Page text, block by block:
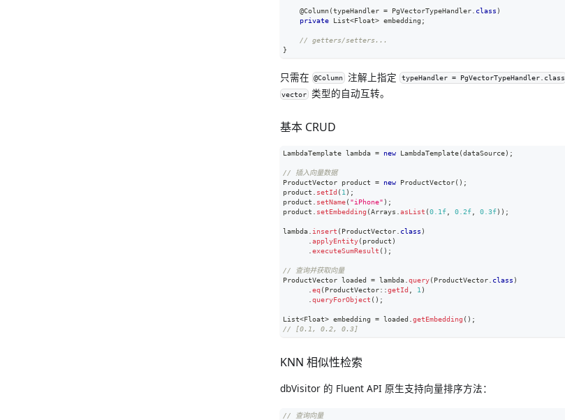
@Column(typeHandler = PgVectorTypeHandler. class )
private
List<Float> embedding ;
// getters/setters...
}
只需在 @Column 注解上指定 typeHandler = PgVectorTypeHandler.class
vector 类型的自动互转。
基本 CRUD
LambdaTemplate lambda = new LambdaTemplate(dataSource) ;
// 插入向量数据
ProductVector product = new ProductVector( ) ;
product
setId ( 1 ) ;
product
setName( "iPhone" ) ;
product
setEmbedding (Arrays asList (0.1f, 0.2f, 0.3f) ) ;
lambda. insert ( ProductVector. class )
applyEntity( product )
executeSumResult ( ) ;
// 查询并获取向量
ProductVector loaded = lambda. query( ProductVector. class )
eq( ProductVector::getId 1 )
queryForObject ( ) ;
List<Float> embedding = loaded getEmbedding ( ) ;
// [0.1, 0.2, 0.3]
KNN 相似性检索
dbVisitor 的 Fluent API 原生支持向量排序方法：
// 查询向量